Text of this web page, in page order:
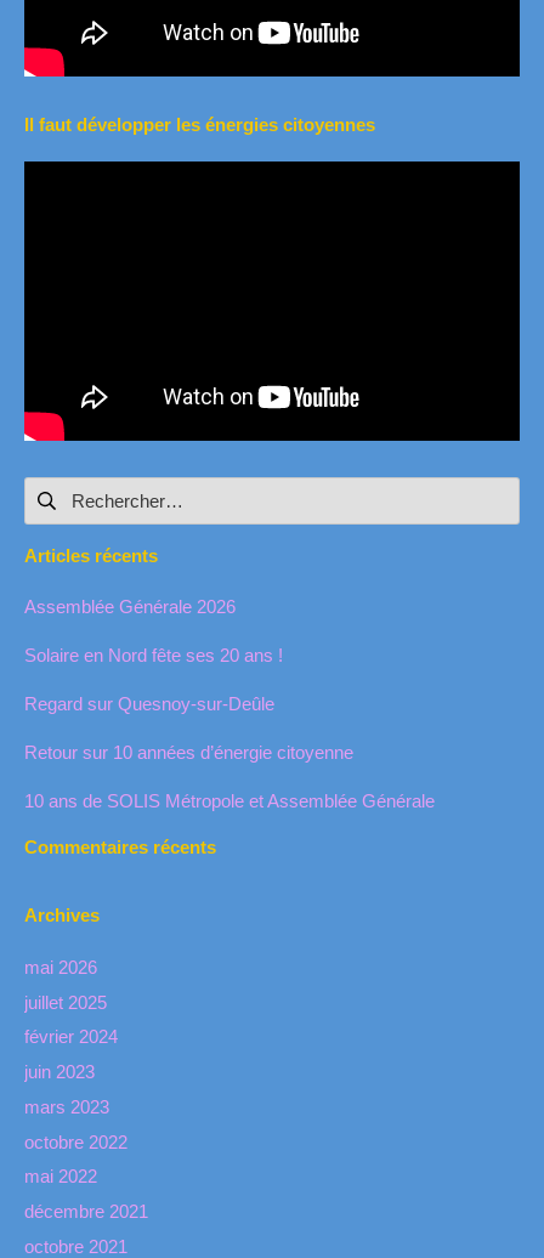
Il faut développer les énergies citoyennes
Rechercher :
Articles récents
Assemblée Générale 2026
Solaire en Nord fête ses 20 ans !
Regard sur Quesnoy-sur-Deûle
Retour sur 10 années d’énergie citoyenne
10 ans de SOLIS Métropole et Assemblée Générale
Commentaires récents
Archives
mai 2026
juillet 2025
février 2024
juin 2023
mars 2023
octobre 2022
mai 2022
décembre 2021
octobre 2021